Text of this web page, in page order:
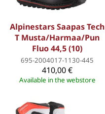
Alpinestars Saapas Tech
T Musta/Harmaa/Pun
Fluo 44,5 (10)
695-2004017-1130-445
410,00 €
Available in the webstore